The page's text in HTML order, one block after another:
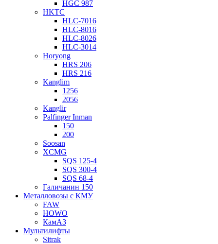
HGC 987
HKTC
HLC-7016
HLC-8016
HLC-8026
HLC-3014
Horyong
HRS 206
HRS 216
Kanglim
1256
2056
Kanglir
Palfinger Inman
150
200
Soosan
XCMG
SQS 125-4
SQS 300-4
SQS 68-4
Галичанин 150
Металловозы с КМУ
FAW
HOWO
КамАЗ
Мультилифты
Sitrak